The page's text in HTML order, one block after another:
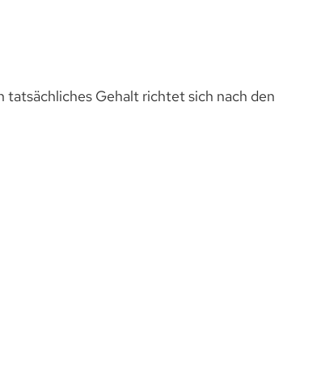
Gehalt richtet sich nach den